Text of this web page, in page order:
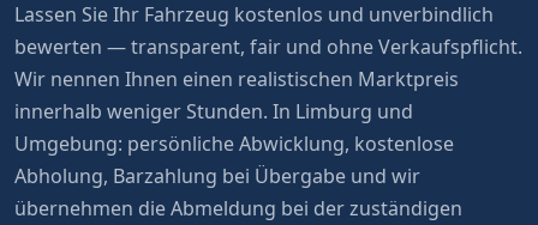
Lassen Sie Ihr Fahrzeug kostenlos und unverbindlich
bewerten — transparent, fair und ohne Verkaufspflicht.
Wir nennen Ihnen einen realistischen Marktpreis
innerhalb weniger Stunden. In Limburg und
Umgebung: persönliche Abwicklung, kostenlose
Abholung, Barzahlung bei Übergabe und wir
übernehmen die Abmeldung bei der zuständigen